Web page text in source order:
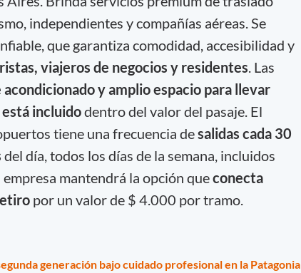
independientes y compañías aéreas. Se
que garantiza comodidad, accesibilidad y
viajeros de negocios y residentes . Las
y amplio espacio para llevar
está incluidodentro del valor del pasaje. El
tiene una frecuencia desalidas cada 30
del día, todos los días de la semana, incluidos
mantendrá la opción queconecta
por un valor de $ 4.000 por tramo.
generación bajo cuidado profesional en la Patagonia